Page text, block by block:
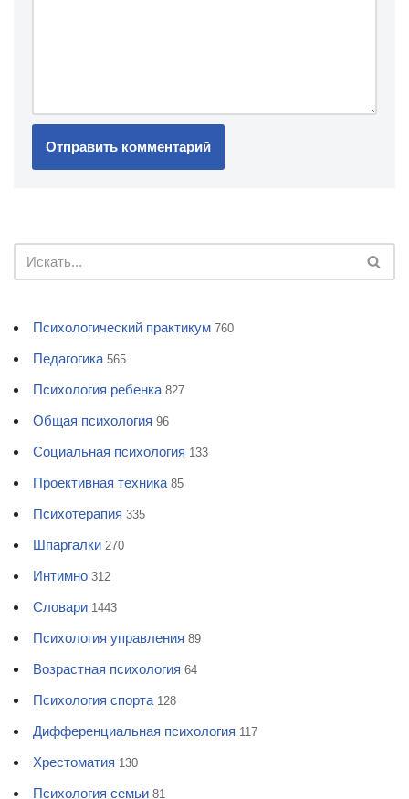
Психологический практикум 760
Педагогика 565
Психология ребенка 827
Общая психология 96
Социальная психология 133
Проективная техника 85
Психотерапия 335
Шпаргалки 270
Интимно 312
Словари 1443
Психология управления 89
Возрастная психология 64
Психология спорта 128
Дифференциальная психология 117
Хрестоматия 130
Психология семьи 81